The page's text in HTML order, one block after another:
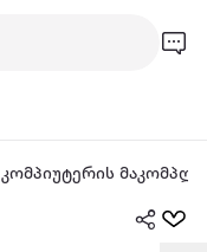
კომპიუტერის